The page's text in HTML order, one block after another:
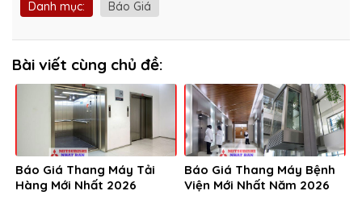
Danh mục: Báo Giá
Bài viết cùng chủ đề:
Báo Giá Thang Máy Tải
Hàng Mới Nhất 2026
Báo Giá Thang Máy Bệnh
Viện Mới Nhất Năm 2026